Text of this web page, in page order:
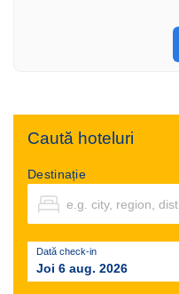
Caută hoteluri
Destinație
Dată check-in
Joi 6 aug. 2026